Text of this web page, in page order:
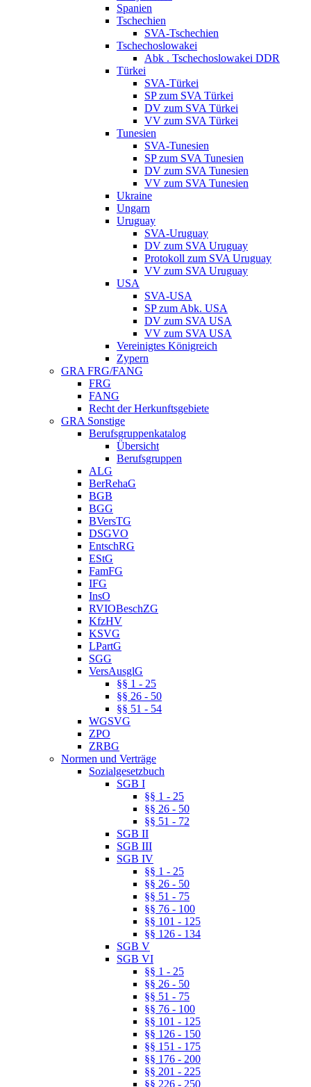
Spanien
Tschechien
SVA-Tschechien
Tschechoslowakei
Abk . Tschechoslowakei DDR
Türkei
SVA-Türkei
SP zum SVA Türkei
DV zum SVA Türkei
VV zum SVA Türkei
Tunesien
SVA-Tunesien
SP zum SVA Tunesien
DV zum SVA Tunesien
VV zum SVA Tunesien
Ukraine
Ungarn
Uruguay
SVA-Uruguay
DV zum SVA Uruguay
Protokoll zum SVA Uruguay
VV zum SVA Uruguay
USA
SVA-USA
SP zum Abk. USA
DV zum SVA USA
VV zum SVA USA
Vereinigtes Königreich
Zypern
GRA FRG/FANG
FRG
FANG
Recht der Herkunftsgebiete
GRA Sonstige
Berufsgruppenkatalog
Übersicht
Berufsgruppen
ALG
BerRehaG
BGB
BGG
BVersTG
DSGVO
EntschRG
EStG
FamFG
IFG
InsO
RVIOBeschZG
KfzHV
KSVG
LPartG
SGG
VersAusglG
§§ 1 - 25
§§ 26 - 50
§§ 51 - 54
WGSVG
ZPO
ZRBG
Normen und Verträge
Sozialgesetzbuch
SGB I
§§ 1 - 25
§§ 26 - 50
§§ 51 - 72
SGB II
SGB III
SGB IV
§§ 1 - 25
§§ 26 - 50
§§ 51 - 75
§§ 76 - 100
§§ 101 - 125
§§ 126 - 134
SGB V
SGB VI
§§ 1 - 25
§§ 26 - 50
§§ 51 - 75
§§ 76 - 100
§§ 101 - 125
§§ 126 - 150
§§ 151 - 175
§§ 176 - 200
§§ 201 - 225
§§ 226 - 250